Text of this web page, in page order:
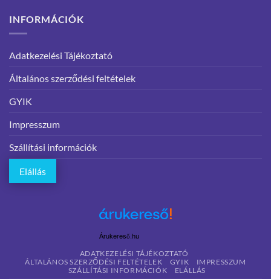
INFORMÁCIÓK
Adatkezelési Tájékoztató
Általános szerződési feltételek
GYIK
Impresszum
Szállítási információk
Elállás
Árukereső.hu
ADATKEZELÉSI TÁJÉKOZTATÓ
ÁLTALÁNOS SZERZŐDÉSI FELTÉTELEK
GYIK
IMPRESSZUM
SZÁLLÍTÁSI INFORMÁCIÓK
ELÁLLÁS